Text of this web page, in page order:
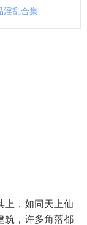
淫乱合集
上，如同天上仙
筑，许多角落都